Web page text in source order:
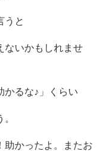
うと
ないかもしれませ
かるな♪」くらい
助かったよ。またお